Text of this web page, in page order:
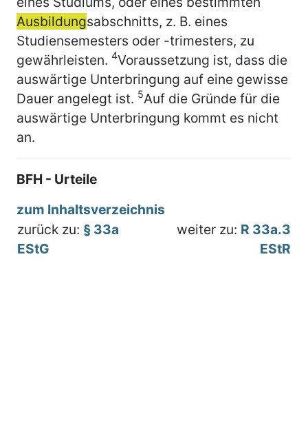
Ausbildungsabschnitts, z. B. eines
Studiensemesters oder -trimesters, zu
gewährleisten. 4Voraussetzung ist, dass die
auswärtige Unterbringung auf eine gewisse
Dauer angelegt ist. 5Auf die Gründe für die
auswärtige Unterbringung kommt es nicht
an.
BFH - Urteile
zum Inhaltsverzeichnis
zurück zu: § 33a
EStG
weiter zu: R 33a.3
EStR